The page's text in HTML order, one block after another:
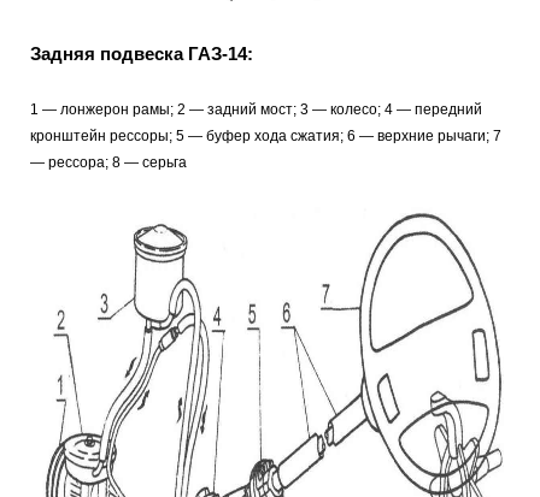
Задняя подвеска ГАЗ-14:
1 — лонжерон рамы; 2 — задний мост; 3 — колесо; 4 — передний
кронштейн рессоры; 5 — буфер хода сжатия; 6 — верхние рычаги; 7
— рессора; 8 — серьга